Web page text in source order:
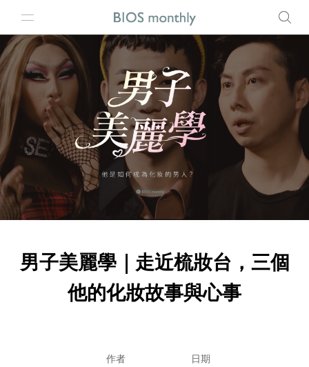
男子美麗學｜走近梳妝台，三個
他的化妝故事與心事
作者 日期